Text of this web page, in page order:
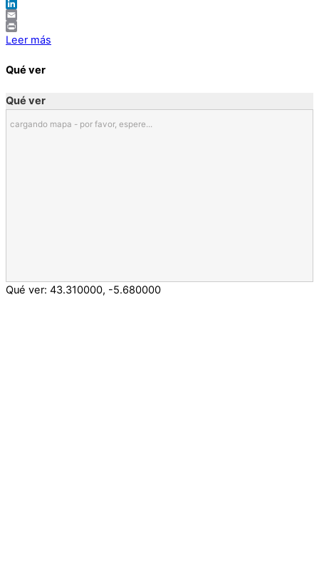
Twitter
LinkedIn
Email
Print
Leer más
Qué ver
Qué ver
cargando mapa - por favor, espere...
Qué ver: 43.310000, -5.680000